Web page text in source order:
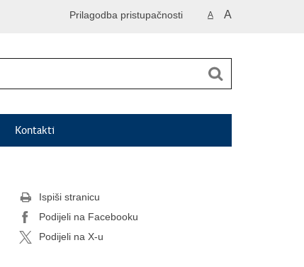
A A
Prilagodba pristupačnosti
Kontakti
Ispiši stranicu
Podijeli na Facebooku
Podijeli na X-u